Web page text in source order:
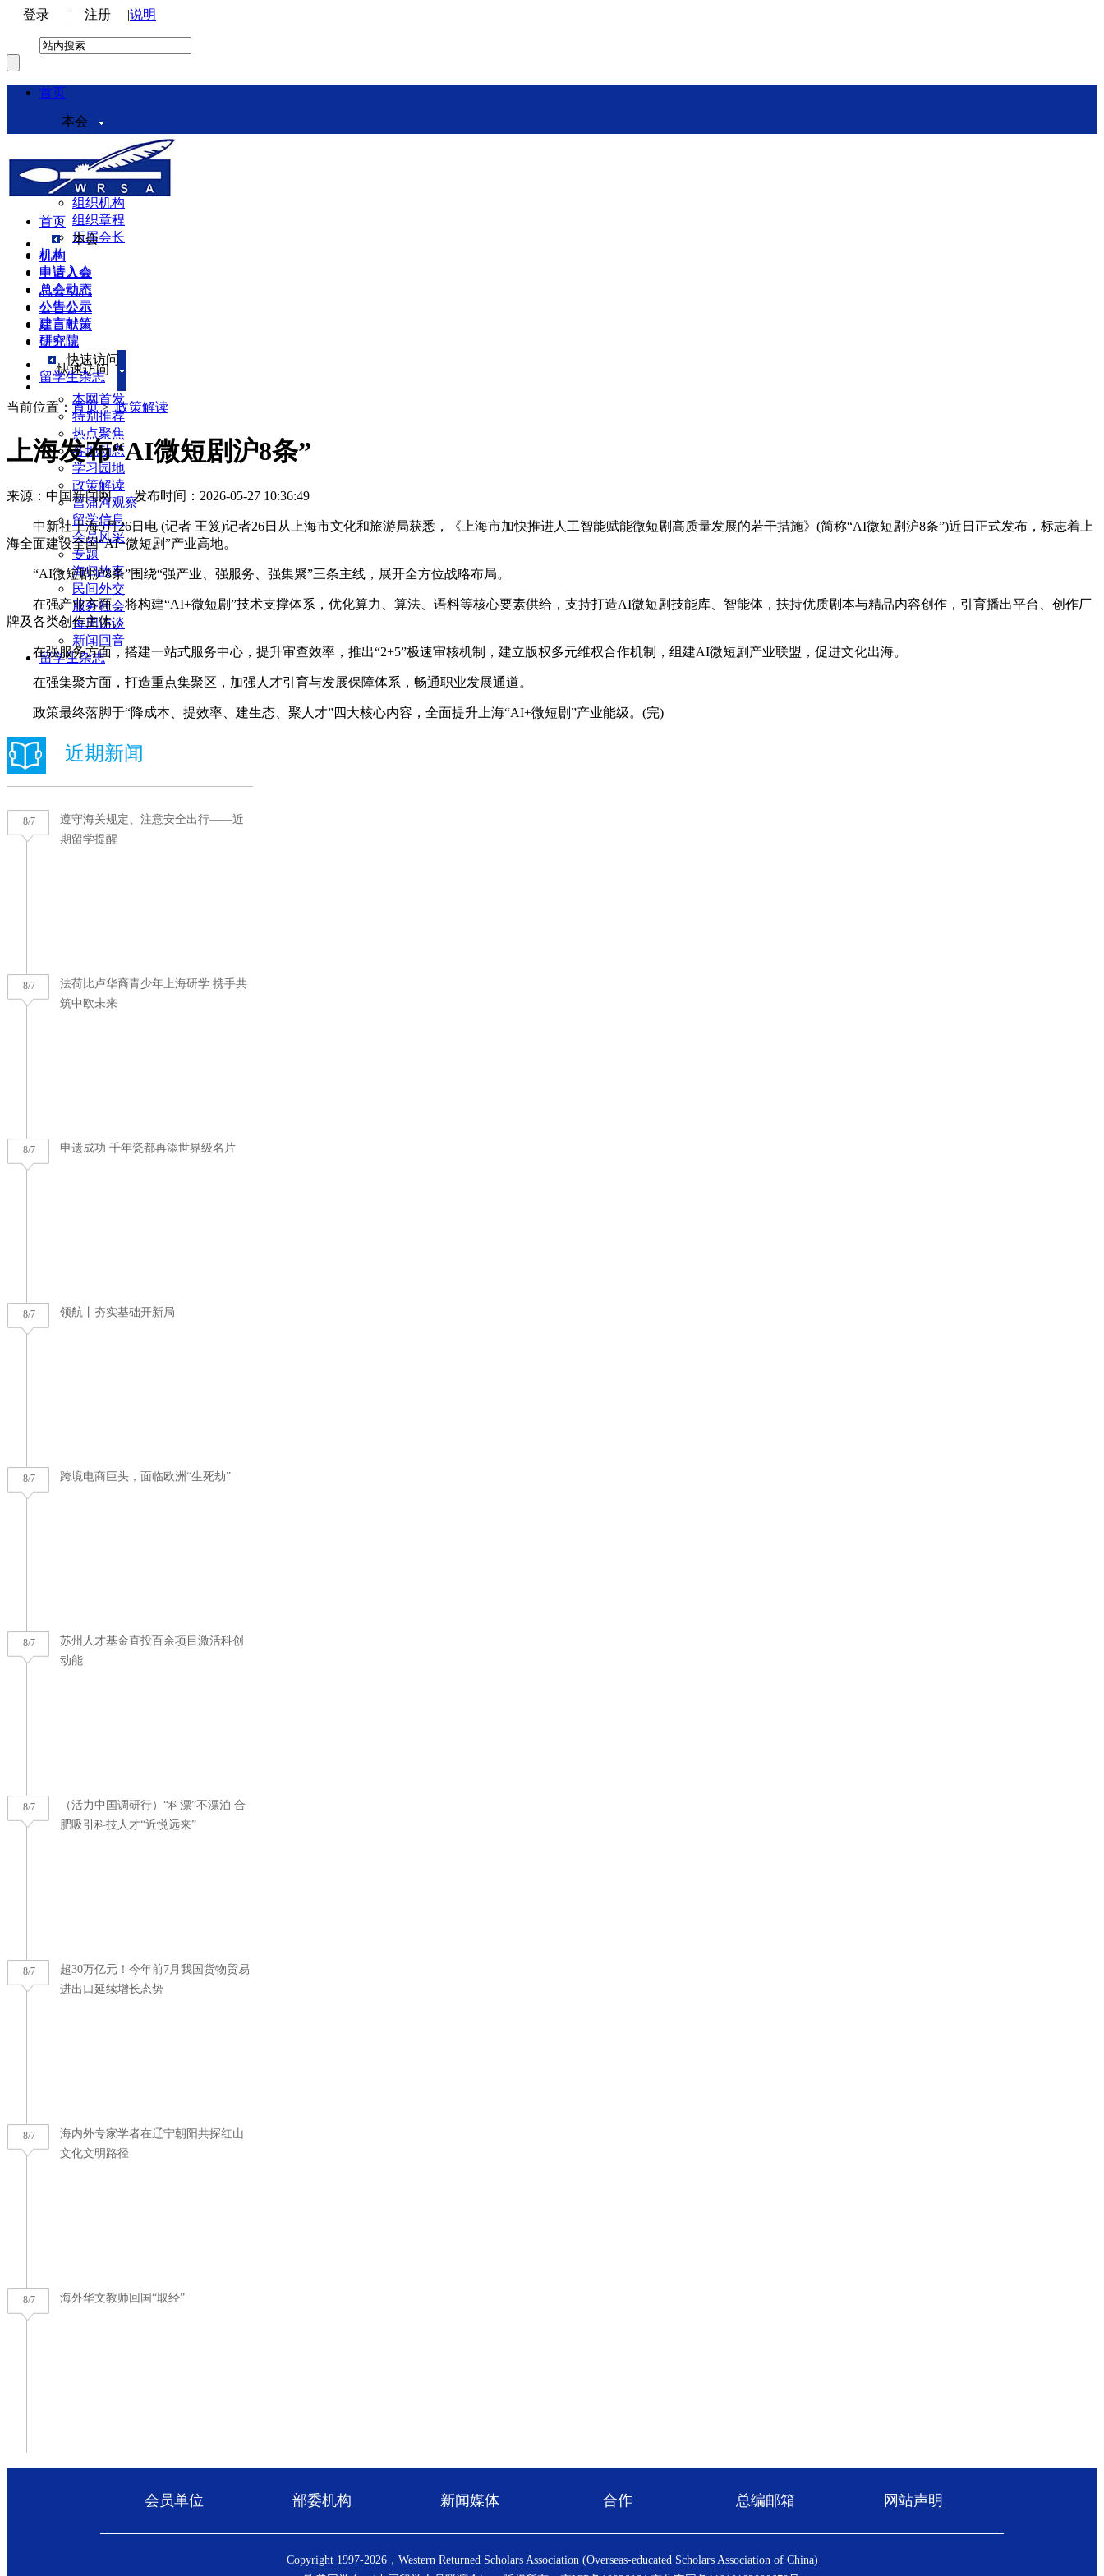
登录 | 注册 |说明
首页
本会
本会介绍
领导机构
理事会
组织机构
组织章程
历届会长
机构
申请入会
总会动态
公告公示
建言献策
研究院
快速访问
本网首发
特别推荐
热点聚焦
各地动态
学习园地
政策解读
菖蒲河观察
留学信息
会员风采
专题
海归故事
民间外交
服务社会
每周访谈
新闻回音
留学生杂志
首页
本会
机构
申请入会
总会动态
公告公示
建言献策
研究院
快速访问
留学生杂志
当前位置： 首页>政策解读
上海发布“AI微短剧沪8条”
来源：中国新闻网 |发布时间：2026-05-27 10:36:49
中新社上海5月26日电 (记者 王笈)记者26日从上海市文化和旅游局获悉，《上海市加快推进人工智能赋能微短剧高质量发展的若干措施》(简称“AI微短剧沪8条”)近日正式发布，标志着上
海全面建设全国“AI+微短剧”产业高地。
“AI微短剧沪8条”围绕“强产业、强服务、强集聚”三条主线，展开全方位战略布局。
在强产业方面，将构建“AI+微短剧”技术支撑体系，优化算力、算法、语料等核心要素供给，支持打造AI微短剧技能库、智能体，扶持优质剧本与精品内容创作，引育播出平台、创作厂
牌及各类创作主体。
在强服务方面，搭建一站式服务中心，提升审查效率，推出“2+5”极速审核机制，建立版权多元维权合作机制，组建AI微短剧产业联盟，促进文化出海。
在强集聚方面，打造重点集聚区，加强人才引育与发展保障体系，畅通职业发展通道。
政策最终落脚于“降成本、提效率、建生态、聚人才”四大核心内容，全面提升上海“AI+微短剧”产业能级。(完)